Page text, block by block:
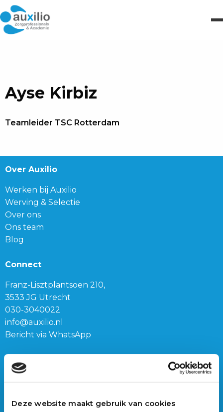
Deze website maakt gebruik van cookies
Ayse Kirbiz
Teamleider TSC Rotterdam
Over Auxilio
Werken bij Auxilio
Werving & Selectie
Over ons
Ons team
Blog
Connect
Franz-Lisztplantsoen 210,
3533 JG Utrecht
030-3040022
info@auxilio.nl
Bericht via WhatsApp
Vacatures
Triage trainer